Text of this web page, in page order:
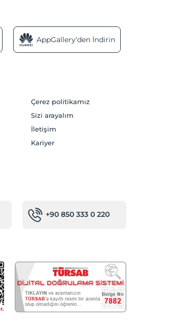
AppGallery'den İndirin
Çerez politikamız
Sizi arayalım
İletişim
Kariyer
+90 850 333 0 220